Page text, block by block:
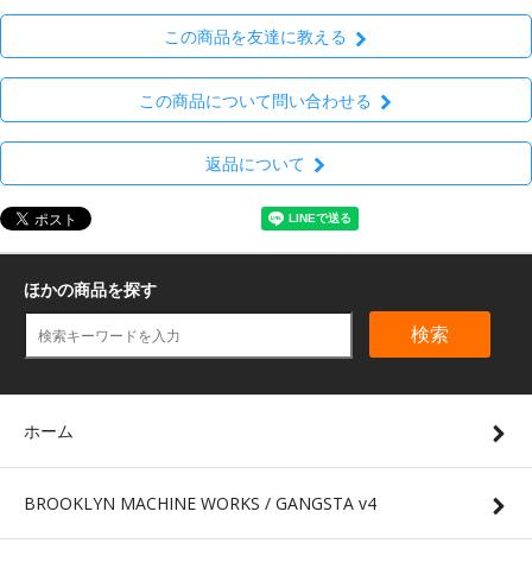
この商品を友達に教える
この商品について問い合わせる
返品について
ほかの商品を探す
検索
ホーム
BROOKLYN MACHINE WORKS / GANGSTA v4